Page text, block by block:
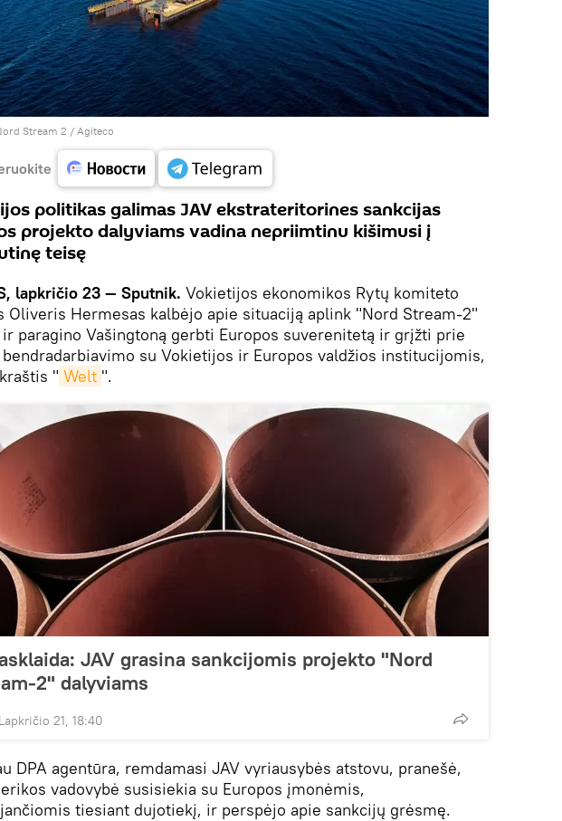
Stream 2 / Agiteco
politikas galimas JAV ekstrateritorines sankcijas
projekto dalyviams vadina nepriimtinu kišimusi į
teisę
lapkričio 23 — Sputnik. Vokietijos ekonomikos Rytų komiteto
Oliveris Hermesas kalbėjo apie situaciją aplink "Nord Stream-2"
ir paragino Vašingtoną gerbti Europos suverenitetą ir grįžti prie
bendradarbiavimo su Vokietijos ir Europos valdžios institucijomis,
" Welt ".
JAV grasina sankcijomis projekto "Nord
2" dalyviams
21, 18:40
DPA agentūra, remdamasi JAV vyriausybės atstovu, pranešė,
vadovybė susisiekia su Europos įmonėmis,
tiesiant dujotiekį, ir perspėjo apie sankcijų grėsmę.